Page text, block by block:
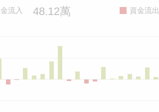
流入 48.12萬 資金流出